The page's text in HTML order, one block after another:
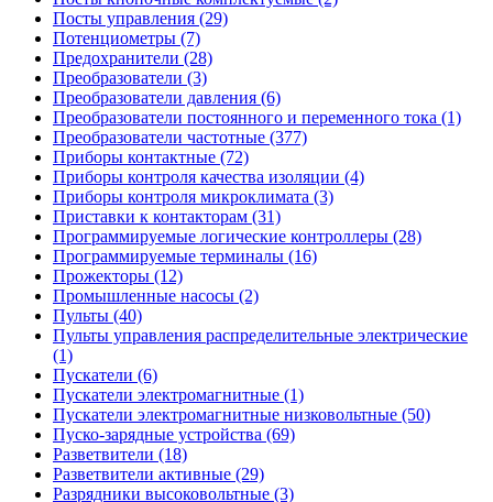
Посты управления (29)
Потенциометры (7)
Предохранители (28)
Преобразователи (3)
Преобразователи давления (6)
Преобразователи постоянного и переменного тока (1)
Преобразователи частотные (377)
Приборы контактные (72)
Приборы контроля качества изоляции (4)
Приборы контроля микроклимата (3)
Приставки к контакторам (31)
Программируемые логические контроллеры (28)
Программируемые терминалы (16)
Прожекторы (12)
Промышленные насосы (2)
Пульты (40)
Пульты управления распределительные электрические
(1)
Пускатели (6)
Пускатели электромагнитные (1)
Пускатели электромагнитные низковольтные (50)
Пуско-зарядные устройства (69)
Разветвители (18)
Разветвители активные (29)
Разрядники высоковольтные (3)